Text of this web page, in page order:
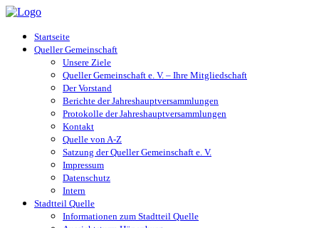
Startseite
Queller Gemeinschaft
Unsere Ziele
Queller Gemeinschaft e. V. – Ihre Mitgliedschaft
Der Vorstand
Berichte der Jahreshauptversammlungen
Protokolle der Jahreshauptversammlungen
Kontakt
Quelle von A-Z
Satzung der Queller Gemeinschaft e. V.
Impressum
Datenschutz
Intern
Stadtteil Quelle
Informationen zum Stadtteil Quelle